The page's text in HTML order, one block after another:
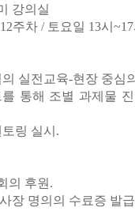
강의실
주차 / 토요일 13시
실전교육-현장 중심
통해 조별 과제물
링 실시.
의 후원.
장 명의의 수료증 발급